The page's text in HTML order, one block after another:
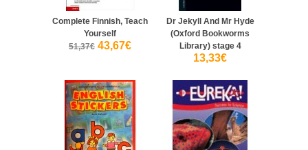
Complete Finnish, Teach
Yourself
51,37€ 43,67€
Dr Jekyll And Mr Hyde
(Oxford Bookworms
Library) stage 4
13,33€